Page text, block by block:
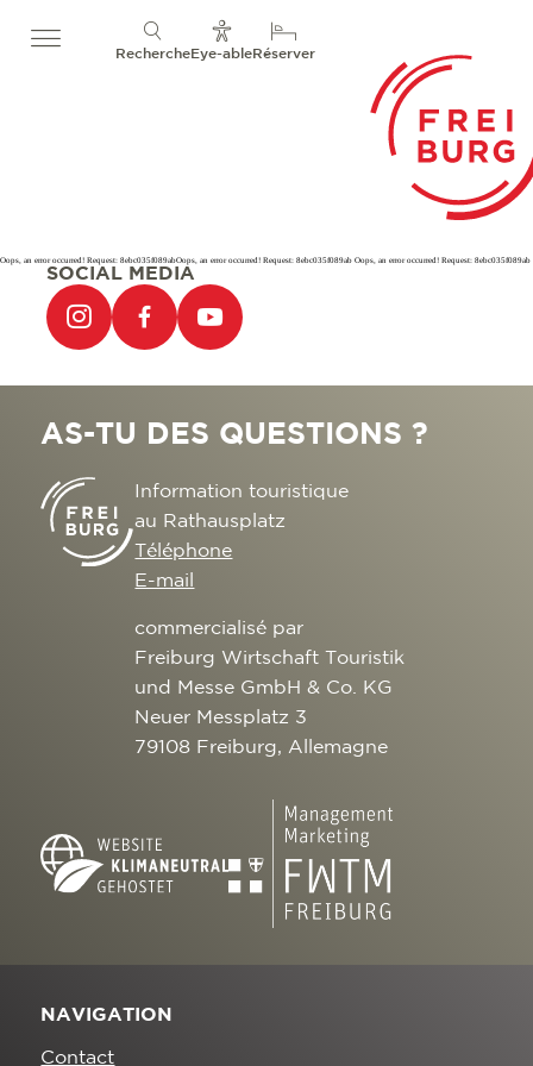
RechercheEye-ableRéserver
Oops, an error occurred! Request: 8ebc035f089abOops, an error occurred! Request: 8ebc035f089ab Oops, an error occurred! Request: 8ebc035f089ab
SOCIAL MEDIA
AS-TU DES QUESTIONS ?
Information touristique
au Rathausplatz
Téléphone
E-mail
commercialisé par
Freiburg Wirtschaft Touristik
und Messe GmbH & Co. KG
Neuer Messplatz 3
79108 Freiburg, Allemagne
NAVIGATION
Contact